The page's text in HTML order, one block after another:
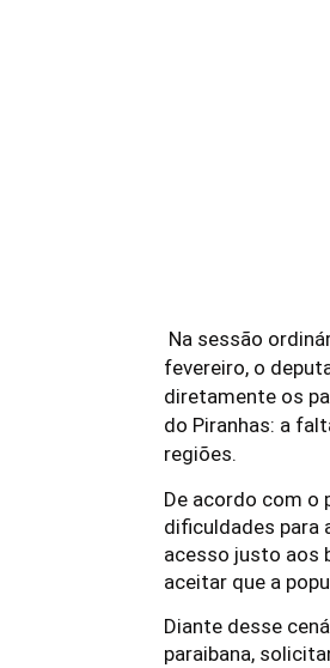
Na sessão
fevereiro, o
diretamente os
do Piranhas: a
regiões.
De acordo com o
dificuldades para
acesso justo aos
aceitar que a
Diante desse
paraibana,